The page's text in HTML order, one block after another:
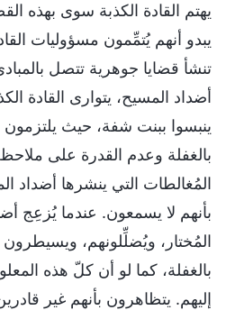
يهتم القادة الكذبة سوى بهذه
يبدو أنهم يُتمِّمون مسؤوليات
تنشأ قضايا جوهرية تتصل
أضداد المسيح، يتوارى القادة
ينبسوا ببنت شفة، حيث
بالغفلة وعدم القدرة على
المُغالطات التي ينشرها أضداد
بأنهم لا يسمعون. عندما يُزعِج
المُختار، ويُضلِّلونهم،
بالغفلة، كما لو أن كلّ هذه
إليهم. يتظاهرون بأنهم غير